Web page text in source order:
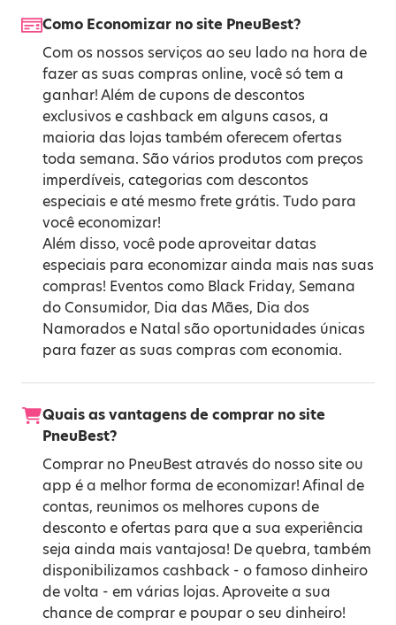
Como Economizar no site PneuBest?
Com os nossos serviços ao seu lado na hora de
fazer as suas compras online, você só tem a
ganhar! Além de cupons de descontos
exclusivos e cashback em alguns casos, a
maioria das lojas também oferecem ofertas
toda semana. São vários produtos com preços
imperdíveis, categorias com descontos
especiais e até mesmo frete grátis. Tudo para
você economizar!
Além disso, você pode aproveitar datas
especiais para economizar ainda mais nas suas
compras! Eventos como Black Friday, Semana
do Consumidor, Dia das Mães, Dia dos
Namorados e Natal são oportunidades únicas
para fazer as suas compras com economia.
Quais as vantagens de comprar no site
PneuBest?
Comprar no PneuBest através do nosso site ou
app é a melhor forma de economizar! Afinal de
contas, reunimos os melhores cupons de
desconto e ofertas para que a sua experiência
seja ainda mais vantajosa! De quebra, também
disponibilizamos cashback - o famoso dinheiro
de volta - em várias lojas. Aproveite a sua
chance de comprar e poupar o seu dinheiro!